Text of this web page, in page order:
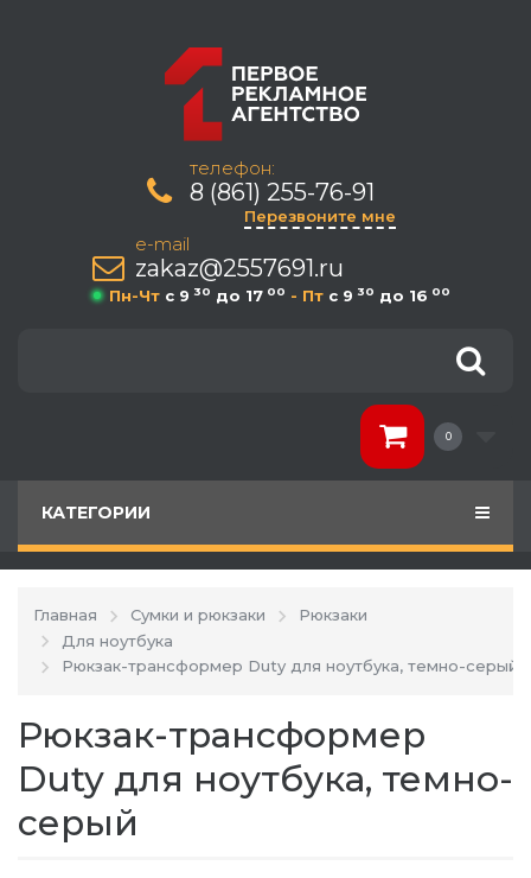
телефон:
8 (861) 255-76-91
Перезвоните мне
e-mail
zakaz@2557691.ru
Пн-Чт c 9 30 до 17 00 - Пт c 9 30 до 16 00
0
КАТЕГОРИИ
Главная Сумки и рюкзаки
Рюкзаки
Для ноутбука
Рюкзак-трансформер Duty для ноутбука, темно-серый
Рюкзак-трансформер
Duty для ноутбука, темно-
серый